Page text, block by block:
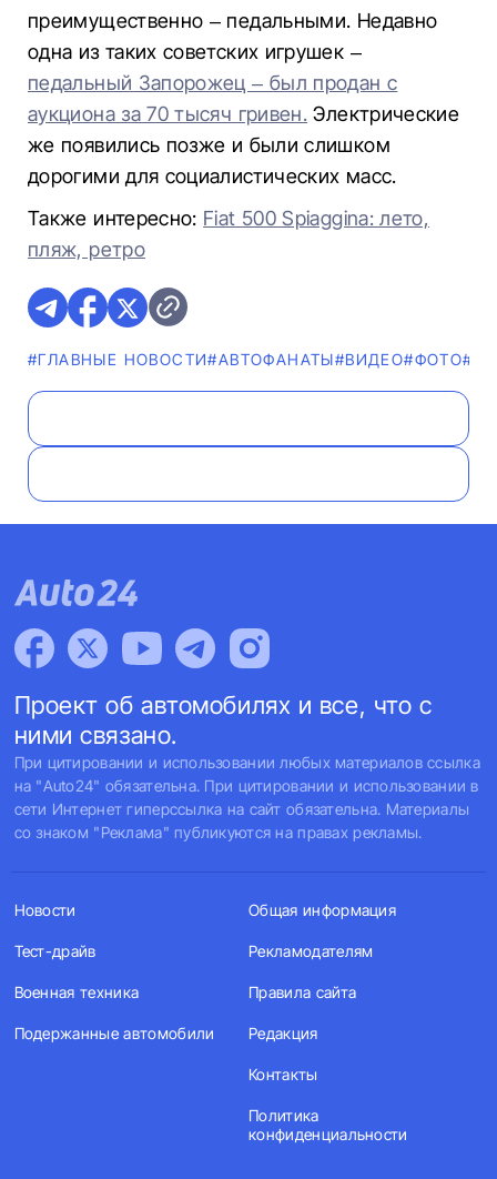
преимущественно – педальными. Недавно
одна из таких советских игрушек –
педальный Запорожец – был продан с
аукциона за 70 тысяч гривен. Электрические
же появились позже и были слишком
дорогими для социалистических масс.
Также интересно: Fiat 500 Spiaggina: лето,
пляж, ретро
#ГЛАВНЫЕ НОВОСТИ#AВТОФАНАТЫ#ВИДЕО#ФОТО
Проект об автомобилях и все, что с
ними связано.
При цитировании и использовании любых материалов ссылка
на "Auto24" обязательна. При цитировании и использовании в
сети Интернет гиперссылка на сайт обязательна. Материалы
со знаком "Реклама" публикуются на правах рекламы.
Новости
Тест-драйв
Военная техника
Подержанные автомобили
Общая информация
Рекламодателям
Правила сайта
Редакция
Контакты
Политика
конфиденциальности